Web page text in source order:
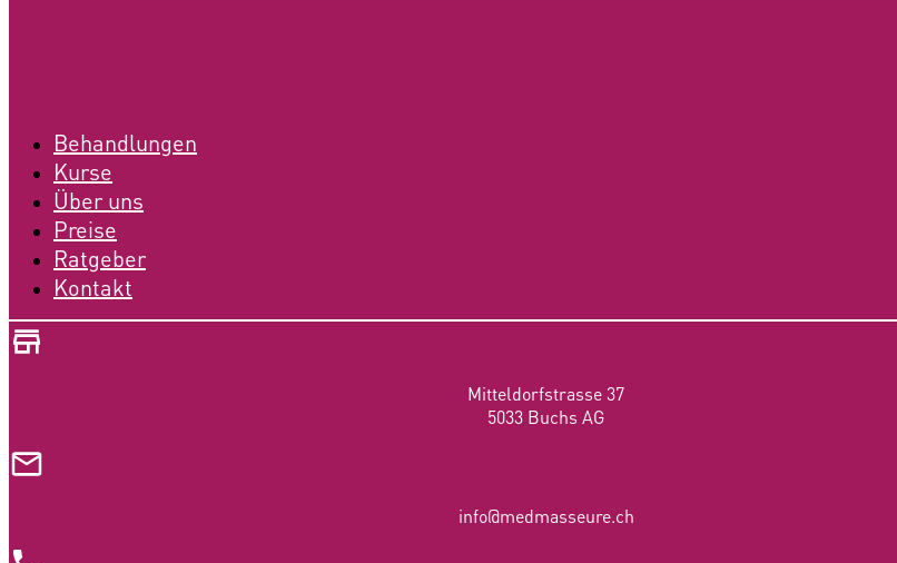
Behandlungen
Kurse
Über uns
Preise
Ratgeber
Kontakt
Mitteldorfstrasse 37
5033 Buchs AG
info@medmasseure.ch